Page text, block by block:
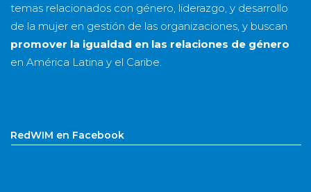
temas relacionados con género, liderazgo, y desarrollo
de la mujer en gestión de las organizaciones, y buscan
promover la igualdad en las relaciones de género
en América Latina y el Caribe.
RedWIM en Facebook